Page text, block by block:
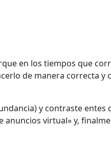
en los tiempos que
de manera correcta
y contraste entes
virtual» y,